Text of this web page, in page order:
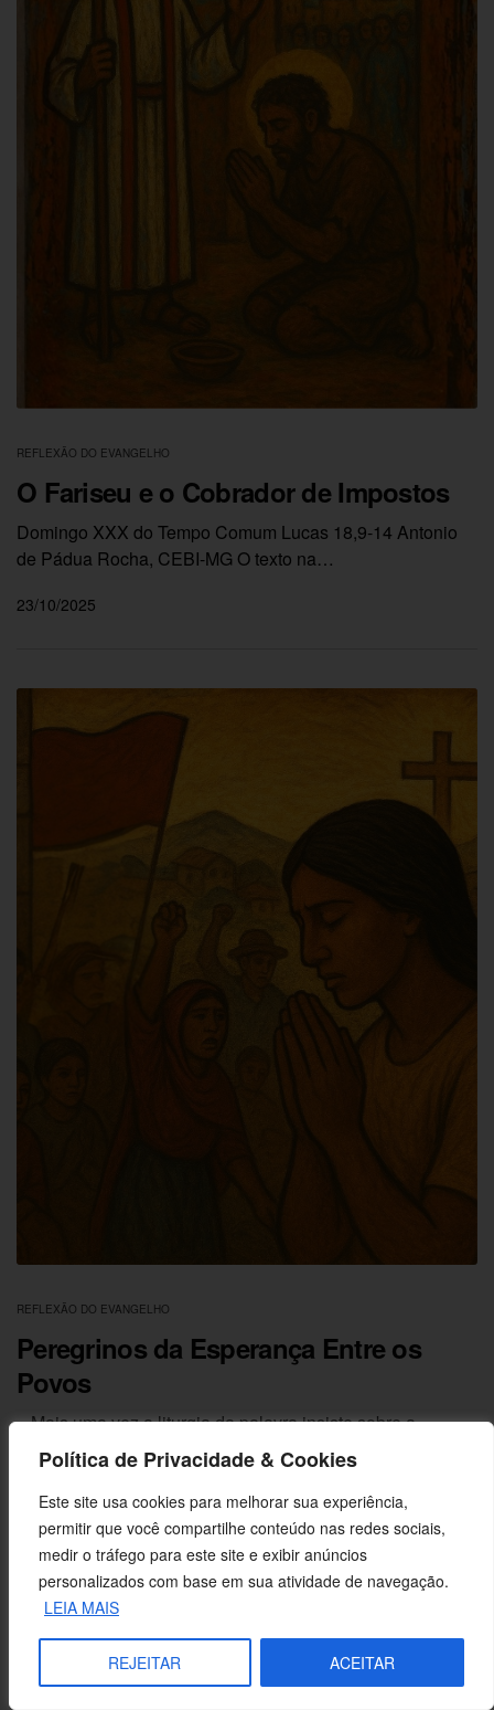
Política de Privacidade & Cookies
Este site usa cookies para melhorar sua experiência,
permitir que você compartilhe conteúdo nas redes sociais,
medir o tráfego para este site e exibir anúncios
personalizados com base em sua atividade de navegação.
LEIA MAIS
REJEITAR ACEITAR
REFLEXÃO DO EVANGELHO
O Fariseu e o Cobrador de Impostos
Domingo XXX do Tempo Comum Lucas 18,9-14 Antonio
de Pádua Rocha, CEBI-MG O texto na…
23/10/2025
REFLEXÃO DO EVANGELHO
Peregrinos da Esperança Entre os
Povos
– Mais uma vez a liturgia da palavra insiste sobre a
importância da oração. E…
17/10/2025